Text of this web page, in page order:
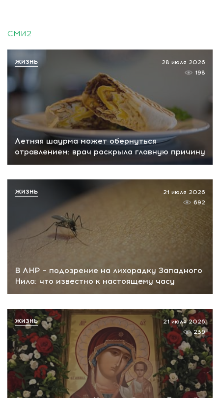
СМИ2
Летняя шаурма может обернуться
отравлением: врач раскрыла главную причину
28 июля 2026
198
ЖИЗНЬ
В ЛНР – подозрение на лихорадку Западного
Нила: что известно к настоящему часу
21 июля 2026
692
ЖИЗНЬ
21 июля 2026
239
ЖИЗНЬ